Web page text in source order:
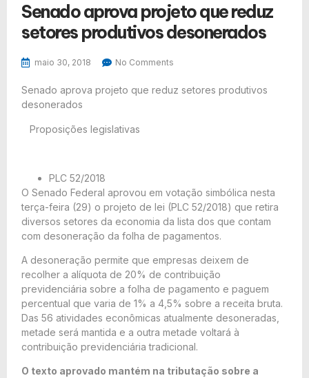
Senado aprova projeto que reduz
setores produtivos desonerados
maio 30, 2018 No Comments
Senado aprova projeto que reduz setores produtivos
desonerados
Proposições legislativas
PLC 52/2018
O Senado Federal aprovou em votação simbólica nesta
terça-feira (29) o projeto de lei (PLC 52/2018) que retira
diversos setores da economia da lista dos que contam
com desoneração da folha de pagamentos.
A desoneração permite que empresas deixem de
recolher a alíquota de 20% de contribuição
previdenciária sobre a folha de pagamento e paguem
percentual que varia de 1% a 4,5% sobre a receita bruta.
Das 56 atividades econômicas atualmente desoneradas,
metade será mantida e a outra metade voltará à
contribuição previdenciária tradicional.
O texto aprovado mantém na tributação sobre a